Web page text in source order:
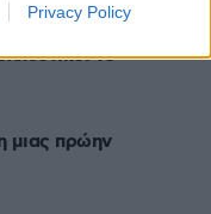
Privacy Policy
το
μιας πρώην